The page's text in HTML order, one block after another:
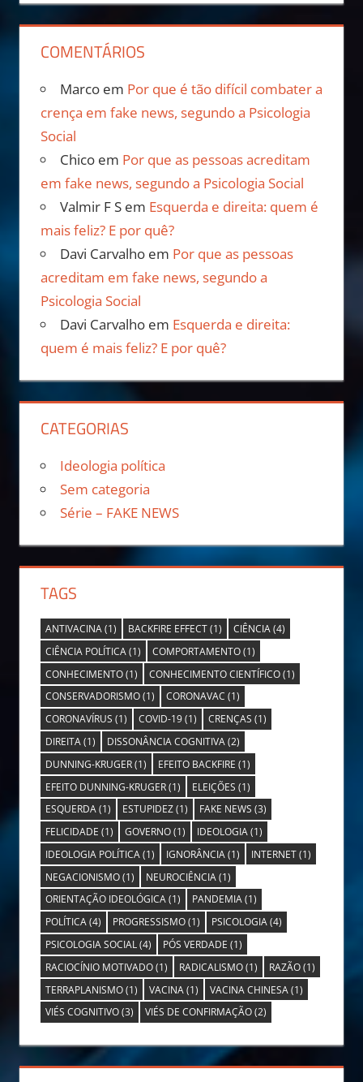
COMENTÁRIOS
Marcoem Por que é tão difícil combater a
crença em fake news, segundo a Psicologia
Social
Chicoem Por que as pessoas acreditam
em fake news, segundo a Psicologia Social
Valmir F Sem Esquerda e direita: quem é
mais feliz? E por quê?
Davi Carvalhoem Por que as pessoas
acreditam em fake news, segundo a
Psicologia Social
Davi Carvalhoem Esquerda e direita:
quem é mais feliz? E por quê?
CATEGORIAS
Ideologia política
Sem categoria
Série – FAKE NEWS
TAGS
ANTIVACINA(1) BACKFIRE EFFECT(1) CIÊNCIA(4)
CIÊNCIA POLÍTICA(1) COMPORTAMENTO(1)
CONHECIMENTO(1) CONHECIMENTO CIENTÍFICO(1)
CONSERVADORISMO(1) CORONAVAC (1)
CORONAVÍRUS (1) COVID-19(1) CRENÇAS (1)
DIREITA(1) DISSONÂNCIA COGNITIVA(2)
DUNNING-KRUGER(1) EFEITO BACKFIRE (1)
EFEITO DUNNING-KRUGER(1) ELEIÇÕES (1)
ESQUERDA(1) ESTUPIDEZ(1) FAKE NEWS (3)
FELICIDADE (1) GOVERNO(1) IDEOLOGIA(1)
IDEOLOGIA POLÍTICA(1) IGNORÂNCIA(1) INTERNET(1)
NEGACIONISMO(1) NEUROCIÊNCIA(1)
ORIENTAÇÃO IDEOLÓGICA(1) PANDEMIA(1)
POLÍTICA(4) PROGRESSISMO(1) PSICOLOGIA(4)
PSICOLOGIA SOCIAL(4) PÓS VERDADE (1)
RACIOCÍNIO MOTIVADO(1) RADICALISMO(1) RAZÃO(1)
TERRAPLANISMO(1) VACINA(1) VACINA CHINESA(1)
VIÉS COGNITIVO(3) VIÉS DE CONFIRMAÇÃO(2)